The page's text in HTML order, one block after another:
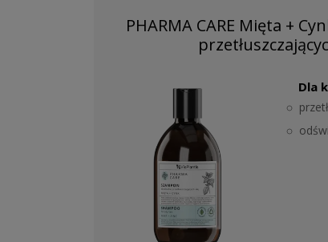
PHARMA CARE Mięta +
Dla